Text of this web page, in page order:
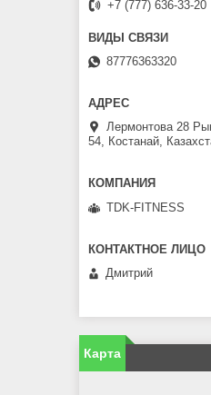
+7 (777) 636-33-20
87776363320
Лермонтова 28
54, Костанай,
TDK-FITNESS
Дмитрий
Карта